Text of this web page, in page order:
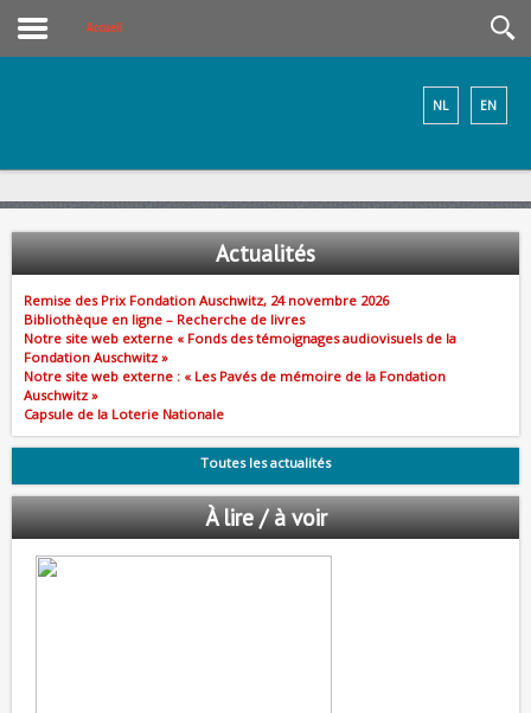
Accueil
EN
NL
Actualités
Remise des Prix Fondation Auschwitz, 24 novembre 2026
Bibliothèque en ligne – Recherche de livres
Notre site web externe « Fonds des témoignages audiovisuels de la
Fondation Auschwitz »
Notre site web externe : « Les Pavés de mémoire de la Fondation
Auschwitz »
Capsule de la Loterie Nationale
Toutes les actualités
À lire / à voir